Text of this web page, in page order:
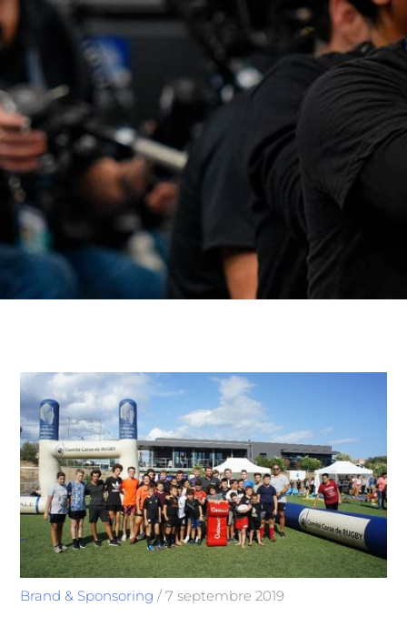
Brand & Sponsoring /7 septembre 2019